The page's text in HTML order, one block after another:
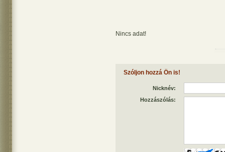
Nincs adat!
Szóljon hozzá Ön is!
Nicknév:
Hozzászólás: